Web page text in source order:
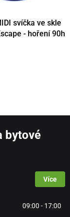
svíčka ve skle
- hoření 90h
bytové
Více
09:00 - 17:00